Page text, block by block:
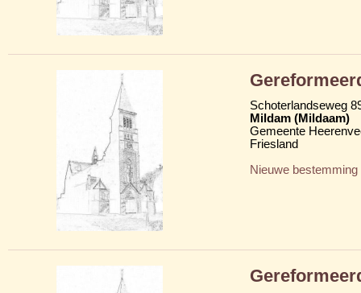
Schoterlandseweg
Mildam (Mildaam)
Gemeente
Friesland
Nieuwe bestemming